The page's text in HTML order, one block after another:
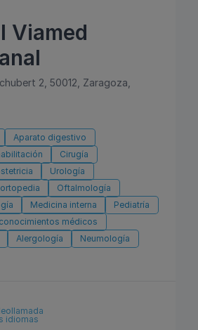
Viamed
2, 50012, Zaragoza,
Aparato digestivo
Cirugía
Urología
Oftalmología
Medicina interna
Pediatría
médicos
Alergología
Neumología
idiomas